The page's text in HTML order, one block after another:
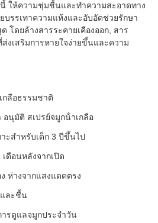
ให้ความชุ่มชื้นและทําความสะอาดทาง
บรรเทาความแห้งและอับอัดช่วยรักษา
โดยล้างสารระคายเคืองออก, สาร
งเสริมการหายใจง่ายขึ้นและความ
กลือธรรมชาติ
อนุมัติ สเปรย์จมูกน้ําเกลือ
ะสําหรับเด็ก 3 ปีขึ้นไป
ดือนหลังจากเปิด
ห่างจากแสงแดดตรง
ละชื้น
รดูแลจมูกประจําวัน